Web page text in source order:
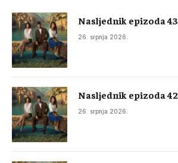
Nasljednik epizoda 43
26. srpnja 2026.
Nasljednik epizoda 42
26. srpnja 2026.